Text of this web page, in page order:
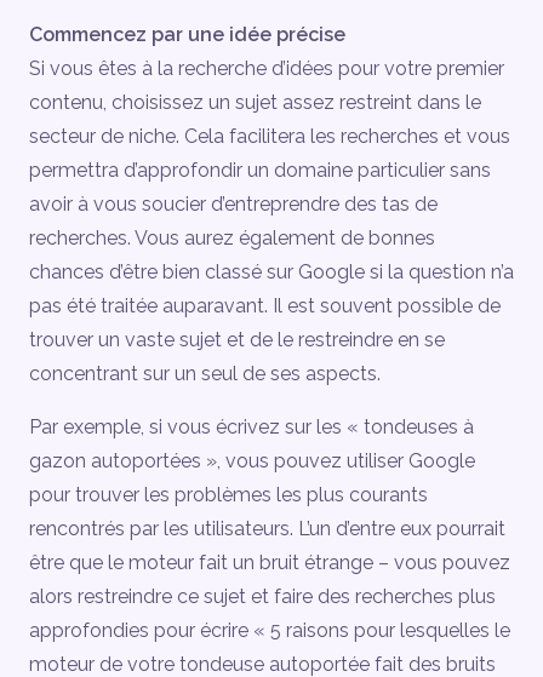
Commencez par une idée précise
Si vous êtes à la recherche d’idées pour votre premier
contenu, choisissez un sujet assez restreint dans le
secteur de niche. Cela facilitera les recherches et vous
permettra d’approfondir un domaine particulier sans
avoir à vous soucier d’entreprendre des tas de
recherches. Vous aurez également de bonnes
chances d’être bien classé sur Google si la question n’a
pas été traitée auparavant. Il est souvent possible de
trouver un vaste sujet et de le restreindre en se
concentrant sur un seul de ses aspects.
Par exemple, si vous écrivez sur les « tondeuses à
gazon autoportées », vous pouvez utiliser Google
pour trouver les problèmes les plus courants
rencontrés par les utilisateurs. L’un d’entre eux pourrait
être que le moteur fait un bruit étrange – vous pouvez
alors restreindre ce sujet et faire des recherches plus
approfondies pour écrire « 5 raisons pour lesquelles le
moteur de votre tondeuse autoportée fait des bruits